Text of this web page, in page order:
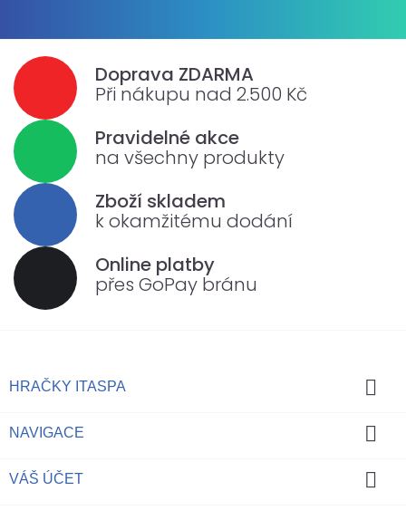
Doprava ZDARMA
Při nákupu nad 2.500 Kč
Pravidelné akce
na všechny produkty
Zboží skladem
k okamžitému dodání
Online platby
přes GoPay bránu
HRAČKY ITASPA 
NAVIGACE 
VÁŠ ÚČET 